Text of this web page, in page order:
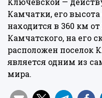
Камчатки, его
находится в 360 км
Камчатского, на его
расположен поселок
является одним из
мира.